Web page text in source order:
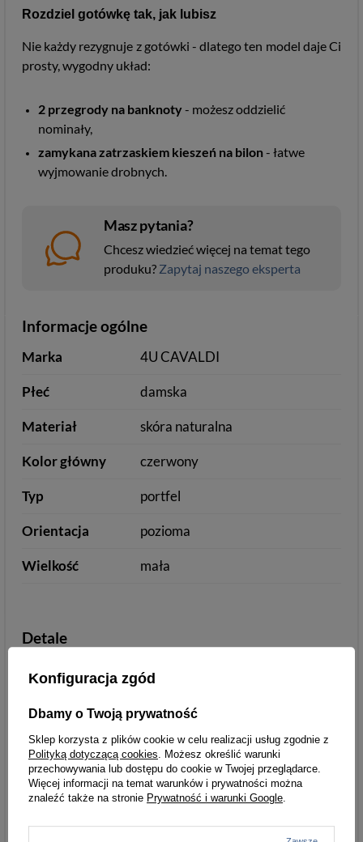
Rozdziel gotówkę tak, jak lubisz
Nie każdy rezygnuje z gotówki - dlatego ten model daje Ci
prosty, wygodny układ:
2 przegrody na banknoty- możesz oddzielić
nominały,
zamykana zatrzaskiem kieszeń na bilon- łatwe
wyjmowanie drobnych.
Masz pytania?
Chcesz wiedzieć więcej na temat tego
produku? Zapytaj naszego eksperta
Informacje ogólne
Marka 4U CAVALDI
Płeć damska
Materiał skóra naturalna
Kolor główny czerwony
Typ portfel
Orientacja pozioma
Wielkość mała
Detale
miejski/casual
Wzór bez wzoru
Ilość przegródek
na karty
6-10
Kolor okuć srebrny
Konfiguracja zgód
Dbamy o Twoją prywatność
Sklep korzysta z plików cookie w celu realizacji usług zgodnie z
Polityką dotyczącą cookies . Możesz określić warunki
przechowywania lub dostępu do cookie w Twojej przeglądarce.
Więcej informacji na temat warunków i prywatności można
znaleźć także na stronie Prywatność i warunki Google